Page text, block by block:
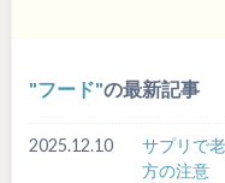
フード の最新記事
2025.12.10
サプリで
方の注意